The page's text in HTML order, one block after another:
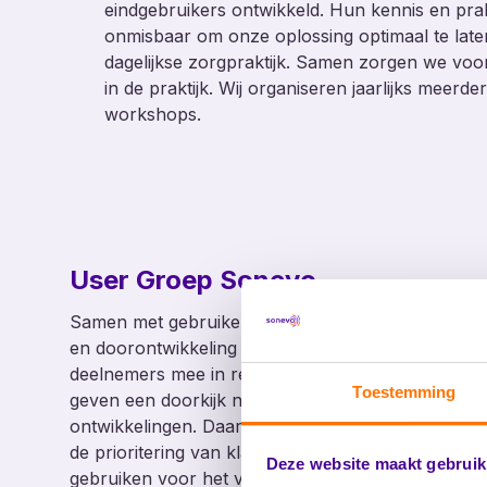
Toestemming
Deze website maakt
eindgebruikers ontwikkeld. Hun kennis en
onmisbaar om onze oplossing optimaal te
dagelijkse zorgpraktijk. Samen zorgen we
in de praktijk. Wij organiseren jaarlijks
workshops.
User Groep Sonevo
Samen met gebruikers werken wij aan verbetering
en doorontwikkeling van Sonevo. We nemen
deelnemers mee in recente ontwikkelingen en
geven een doorkijk naar toekomstige
ontwikkelingen. Daarnaast halen we input op over
de prioritering van klantwensen, welke wij
gebruiken voor het verder afstemmen van onze